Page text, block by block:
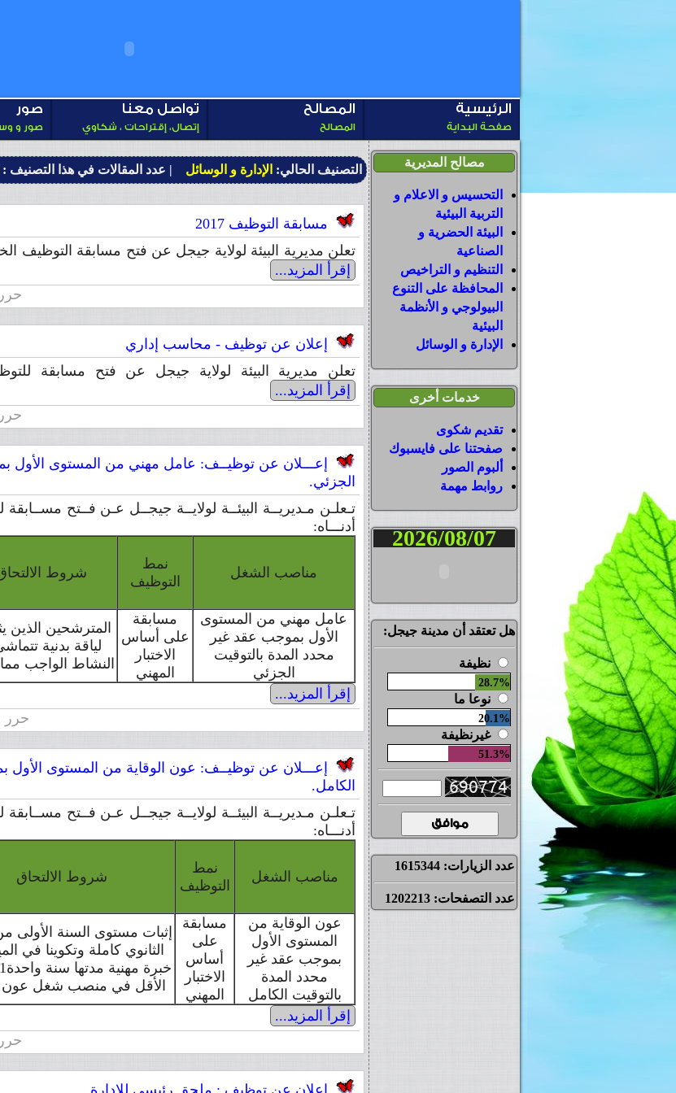
الرئيسية
صفحة البداية
المصالح
المصالح
تواصل معنا
إتصال، إقتراحات ، شكاوي
صور
صور و
التصنيف الحالي: الإدارة و الوسائل | عدد المقالات في هذا التصنيف :
مسابقة التوظيف 2017
تعلن مديرية البيئة لولاية جيجل عن فتح مسابقة التوظيف
إقرأ المزيد...
حرر بتاريخ:
إعلان عن توظيف - محاسب إداري
تعلن مديرية البيئة لولاية جيجل عن فتح مسابقة
إقرأ المزيد...
حرر بتاريخ:
إعـــلان عن توظيــف: عامل مهني من المستوى الأول
الجزئي.
تـعلـن مـديريــة البيئــة لولايــة جيجــل عـن فــتح
أدنـــاه:
مناصب الشغل
نمط
التوظيف
شروط
عامل مهني من المستوى
الأول بموجب عقد غير
محدد المدة بالتوقيت
الجزئي
مسابقة
على أساس
الاختبار
المهني
المترشحين الذين
لياقة بدنية
النشاط الواجب
إقرأ المزيد...
حرر بتاريخ: 2014/
إعـــلان عن توظيــف: عون الوقاية من المستوى الأول
الكامل.
تـعلـن مـديريــة البيئــة لولايــة جيجــل عـن فــتح
أدنـــاه:
مناصب الشغل
نمط
التوظيف
شروط الالتحاق
عون الوقاية من
المستوى الأول
بموجب عقد غير
محدد المدة
بالتوقيت الكامل
مسابقة
على
أساس
الاختبار
المهني
إثبات مستوى السنة الأولى
الثانوي كاملة وتكوينا في
الأقل في منصب شغل عون
إقرأ المزيد...
حرر بتاريخ:
إعلان عن توظيف : ملحق رئيسي للإدارة
مصالح المديرية
التحسيس و الاعلام و
التربية البيئية
البيئة الحضرية و
الصناعية
التنظيم و التراخيص
المحافظة على التنوع
البيولوجي و الأنظمة
البيئية
الإدارة و الوسائل
خدمات أخرى
تقديم شكوى
صفحتنا على فايسبوك
ألبوم الصور
روابط مهمة
2026/08/07
هل تعتقد أن مدينة جيجل:
نظيفة
28.7%
نوعا ما
20.1%
غيرنظيفة
51.3%
عدد الزيارات: 1615344
عدد التصفحات: 1202213